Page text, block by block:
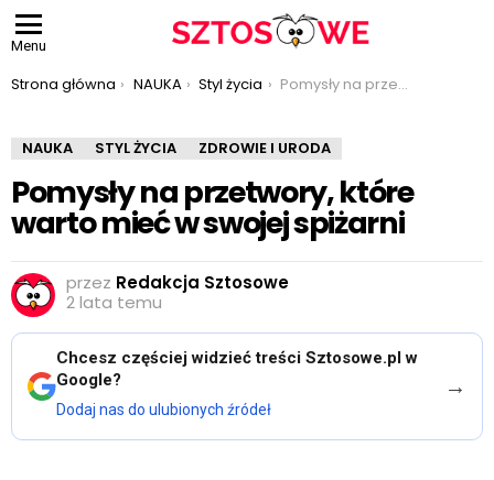
Menu
Jesteś tutaj:
Strona główna NAUKA Styl życia Pomysły na przetwory, które warto mieć w swojej spiżarni
NAUKA STYL ŻYCIA ZDROWIE I URODA
Pomysły na przetwory, które
warto mieć w swojej spiżarni
przez Redakcja Sztosowe
2 lata temu
Chcesz częściej widzieć treści Sztosowe.pl w
Google?
Dodaj nas do ulubionych źródeł
→